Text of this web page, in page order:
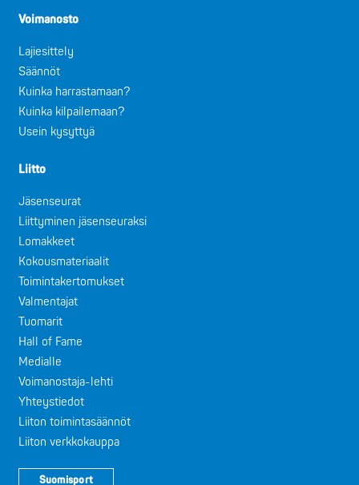
Voimanosto
Lajiesittely
Säännöt
Kuinka harrastamaan?
Kuinka kilpailemaan?
Usein kysyttyä
Liitto
Jäsenseurat
Liittyminen jäsenseuraksi
Lomakkeet
Kokousmateriaalit
Toimintakertomukset
Valmentajat
Tuomarit
Hall of Fame
Medialle
Voimanostaja-lehti
Yhteystiedot
Liiton toimintasäännöt
Liiton verkkokauppa
Suomisport